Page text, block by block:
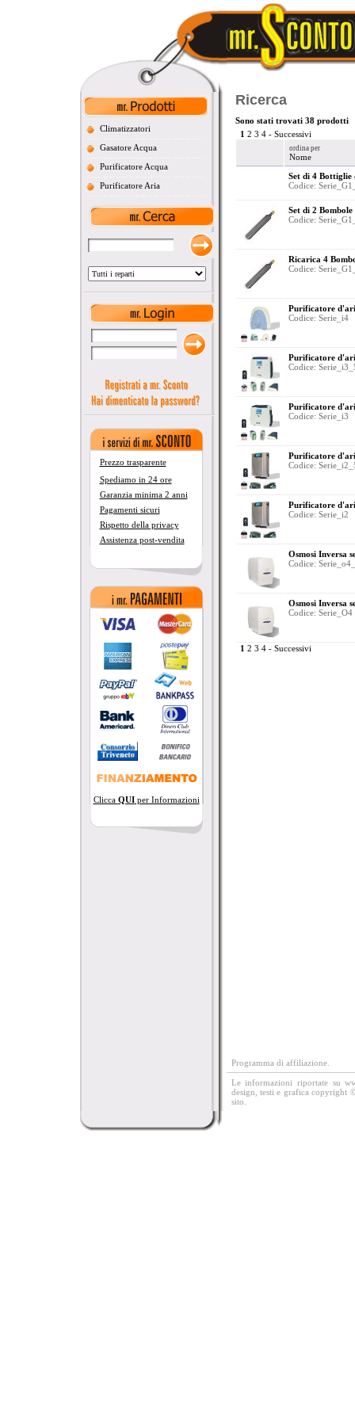
Climatizzatori
Gasatore Acqua
Purificatore Acqua
Purificatore Aria
Prezzo trasparente
Spediamo in 24 ore
Garanzia minima 2 anni
Pagamenti sicuri
Rispetto della privacy
Assistenza post-vendita
Clicca QUIper Informazioni
Ricerca
Sono stati trovati 38 prodotti
1 2 3 4- Successivi
ordina per
Nome
Set di 4 Bottiglie
Codice:
Set di 2
Codice:
Ricarica 4
Codice:
Purificatore
Codice: Serie_i4
Purificatore
Codice:
Purificatore
Codice: Serie_i3
Purificatore
Codice:
Purificatore
Codice: Serie_i2
Osmosi Inversa
Codice:
Osmosi Inversa
Codice: Serie_O4
1 2 3 4- Successivi
Programma di affiliazione.
Le informazioni riportate su
design, testi e grafica copyright
sito.